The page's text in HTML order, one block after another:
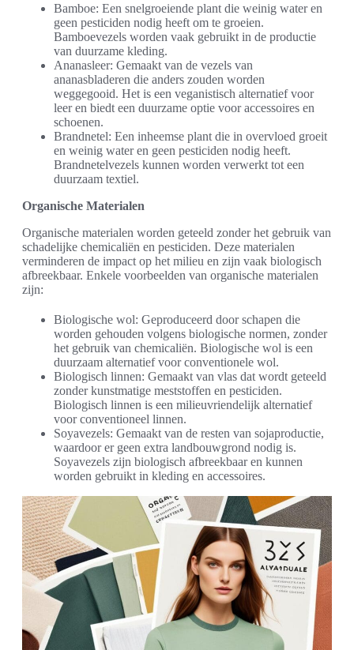
Bamboe: Een snelgroeiende plant die weinig water en
geen pesticiden nodig heeft om te groeien.
Bamboevezels worden vaak gebruikt in de productie
van duurzame kleding.
Ananasleer: Gemaakt van de vezels van
ananasbladeren die anders zouden worden
weggegooid. Het is een veganistisch alternatief voor
leer en biedt een duurzame optie voor accessoires en
schoenen.
Brandnetel: Een inheemse plant die in overvloed groeit
en weinig water en geen pesticiden nodig heeft.
Brandnetelvezels kunnen worden verwerkt tot een
duurzaam textiel.
Organische Materialen
Organische materialen worden geteeld zonder het gebruik van
schadelijke chemicaliën en pesticiden. Deze materialen
verminderen de impact op het milieu en zijn vaak biologisch
afbreekbaar. Enkele voorbeelden van organische materialen
zijn:
Biologische wol: Geproduceerd door schapen die
worden gehouden volgens biologische normen, zonder
het gebruik van chemicaliën. Biologische wol is een
duurzaam alternatief voor conventionele wol.
Biologisch linnen: Gemaakt van vlas dat wordt geteeld
zonder kunstmatige meststoffen en pesticiden.
Biologisch linnen is een milieuvriendelijk alternatief
voor conventioneel linnen.
Soyavezels: Gemaakt van de resten van sojaproductie,
waardoor er geen extra landbouwgrond nodig is.
Soyavezels zijn biologisch afbreekbaar en kunnen
worden gebruikt in kleding en accessoires.